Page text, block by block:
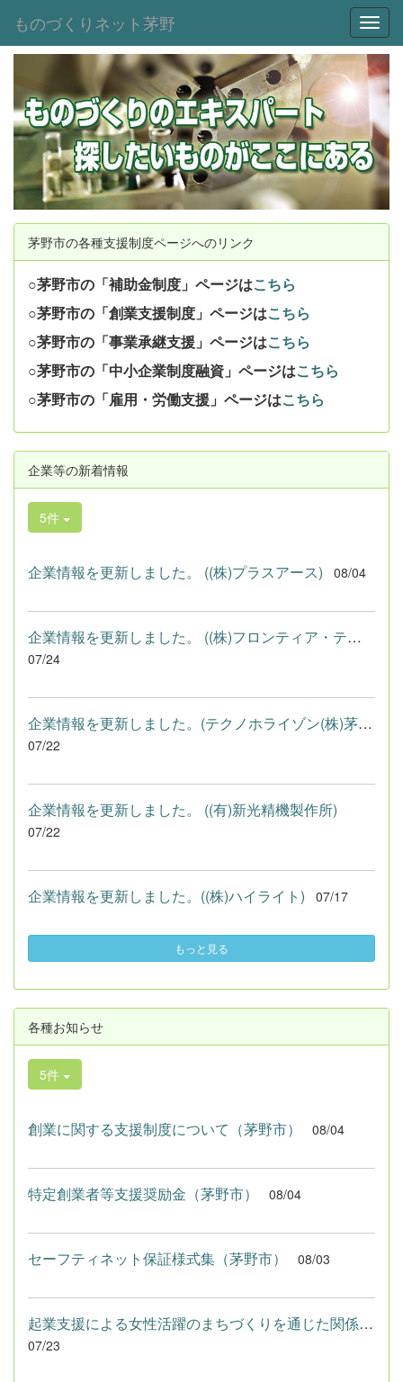
ものづくりネット茅野
茅野市の各種支援制度ページへのリンク
○茅野市の「補助金制度」ページはこちら
○茅野市の「創業支援制度」ページはこちら
○茅野市の「事業承継支援」ページはこちら
○茅野市の「中小企業制度融資」ページはこちら
○茅野市の「雇用・労働支援」ページはこちら
企業等の新着情報
5件
企業情報を更新しました。 ((株)プラスアース) 08/04
企業情報を更新しました。 ((株)フロンティア・テクノロジー)
07/24
企業情報を更新しました。(テクノホライゾン(株)茅野工場)
07/22
企業情報を更新しました。 ((有)新光精機製作所)
07/22
企業情報を更新しました。((株)ハイライト) 07/17
もっと見る
各種お知らせ
5件
創業に関する支援制度について（茅野市） 08/04
特定創業者等支援奨励金（茅野市） 08/04
セーフティネット保証様式集（茅野市） 08/03
起業支援による女性活躍のまちづくりを通じた関係人口創出事業の...
07/23